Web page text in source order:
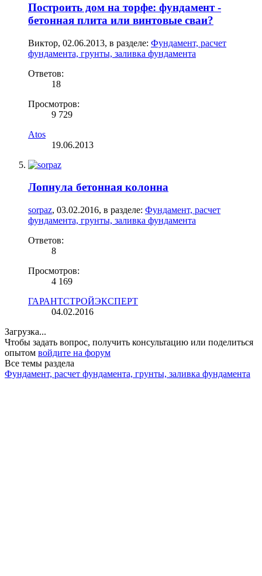
Построить дом на торфе: фундамент -
бетонная плита или винтовые сваи?
Виктор, 02.06.2013, в разделе: Фундамент, расчет
фундамента, грунты, заливка фундамента
Ответов:
18
Просмотров:
9 729
Atos
19.06.2013
Лопнула бетонная колонна
sorpaz, 03.02.2016, в разделе: Фундамент, расчет
фундамента, грунты, заливка фундамента
Ответов:
8
Просмотров:
4 169
ГАРАНТСТРОЙЭКСПЕРТ
04.02.2016
Загрузка...
Чтобы задать вопрос, получить консультацию или поделиться
опытом войдите на форум
Все темы раздела
Фундамент, расчет фундамента, грунты, заливка фундамента